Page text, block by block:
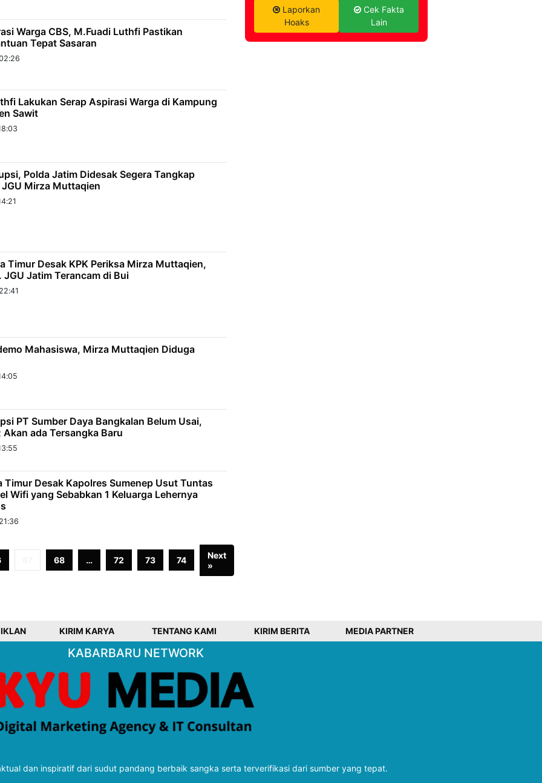
Warga CBS, M.Fuadi Luthfi Pastikan
Tepat Sasaran
Lakukan Serap Aspirasi Warga di Kampung
Sawit
Polda Jatim Didesak Segera Tangkap
Mirza Muttaqien
Timur Desak KPK Periksa Mirza Muttaqien,
JGU Jatim Terancam di Bui
Mahasiswa, Mirza Muttaqien Diduga
PT Sumber Daya Bangkalan Belum Usai,
ada Tersangka Baru
Timur Desak Kapolres Sumenep Usut Tuntas
Wifi yang Sebabkan 1 Keluarga Lehernya
68 … 72 73 74
Next
»
Laporkan
Hoaks
Cek Fakta
Lain
KIRIM KARYA TENTANG KAMI KIRIM BERITA MEDIA PARTNER
KABARBARU NETWORK
dan inspiratif dari sudut pandang berbaik sangka serta terverifikasi dari sumber yang tepat.